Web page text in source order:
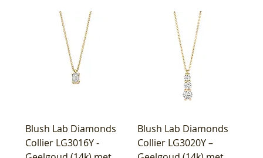
Blush Lab Diamonds
Collier LG3016Y -
Blush Lab Diamonds
Collier LG3020Y –